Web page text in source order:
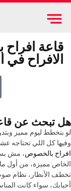
قاعة
الافراح
هل تبحث عن
لو بتخطط ليوم مميز
وفيها كل اللي تحتاجه
افراح بالخصوص، مش
الخاص مميزة، من أول
تخطف الأنظار، نظام
أحبابك، سواء كانت